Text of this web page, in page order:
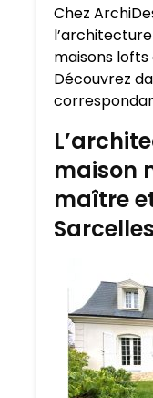
Chez
maisons
Découvrez
maison
maître